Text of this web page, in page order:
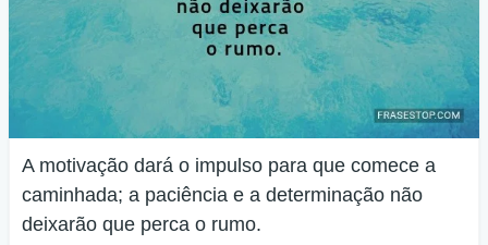
A motivação dará o impulso para que comece a
caminhada; a paciência e a determinação não
deixarão que perca o rumo.